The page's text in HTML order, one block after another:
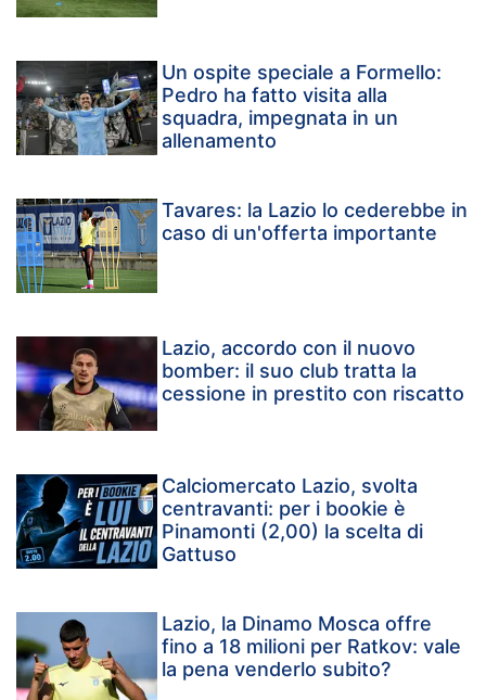
Un ospite speciale a Formello:
Pedro ha fatto visita alla
squadra, impegnata in un
allenamento
Tavares: la Lazio lo cederebbe in
caso di un'offerta importante
Lazio, accordo con il nuovo
bomber: il suo club tratta la
cessione in prestito con riscatto
Calciomercato Lazio, svolta
centravanti: per i bookie è
Pinamonti (2,00) la scelta di
Gattuso
Lazio, la Dinamo Mosca offre
fino a 18 milioni per Ratkov: vale
la pena venderlo subito?